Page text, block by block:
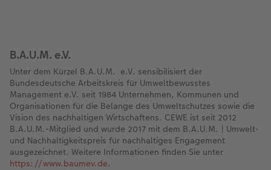
B.A.U.M. e.V.
Unter dem Kürzel B.A.U.M. e.V. sensibilisiert der
Bundesdeutsche Arbeitskreis für Umweltbewusstes
Management e.V. seit 1984 Unternehmen, Kommunen und
Organisationen für die Belange des Umweltschutzes sowie die
Vision des nachhaltigen Wirtschaftens. CEWE ist seit 2012
B.A.U.M.-Mitglied und wurde 2017 mit dem B.A.U.M. | Umwelt-
und Nachhaltigkeitspreis für nachhaltiges Engagement
ausgezeichnet. Weitere Informationen finden Sie unter
https://www.baumev.de.